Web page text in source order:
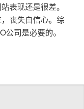
表现还是很差。
丧失自信心。综
公司是必要的。